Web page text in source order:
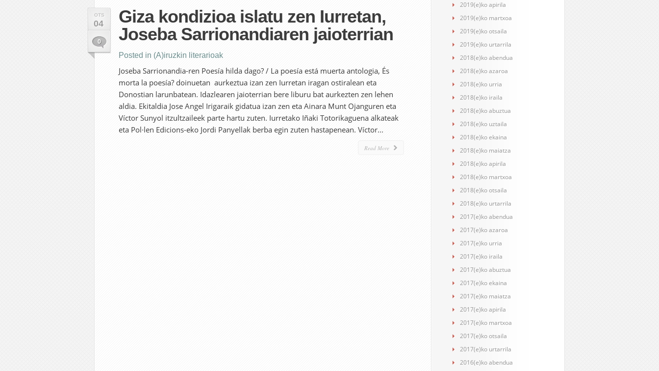
OTS
04
0
Giza kondizioa islatu zen Iurretan,
Joseba Sarrionandiaren jaioterrian
Posted in (A)iruzkin literarioak
Joseba Sarrionandia-ren Poesía hilda dago? / La poesía está muerta antologia, És
morta la poesía? doinuetan aurkeztua izan zen Iurretan iragan ostiralean eta
Donostian larunbatean. Idazlearen jaioterrian bere liburu bat aurkezten zen lehen
aldia. Ekitaldia Jose Angel Irigaraik gidatua izan zen eta Ainara Munt Ojanguren eta
Víctor Sunyol itzultzaileek parte hartu zuten. Iurretako Iñaki Totorikaguena alkateak
eta Pol·len Edicions-eko Jordi Panyellak berba egin zuten hastapenean. Víctor...
Read More
2019(e)ko apirila
2019(e)ko martxoa
2019(e)ko otsaila
2019(e)ko urtarrila
2018(e)ko abendua
2018(e)ko azaroa
2018(e)ko urria
2018(e)ko iraila
2018(e)ko abuztua
2018(e)ko uztaila
2018(e)ko ekaina
2018(e)ko maiatza
2018(e)ko apirila
2018(e)ko martxoa
2018(e)ko otsaila
2018(e)ko urtarrila
2017(e)ko abendua
2017(e)ko azaroa
2017(e)ko urria
2017(e)ko iraila
2017(e)ko abuztua
2017(e)ko ekaina
2017(e)ko maiatza
2017(e)ko apirila
2017(e)ko martxoa
2017(e)ko otsaila
2017(e)ko urtarrila
2016(e)ko abendua